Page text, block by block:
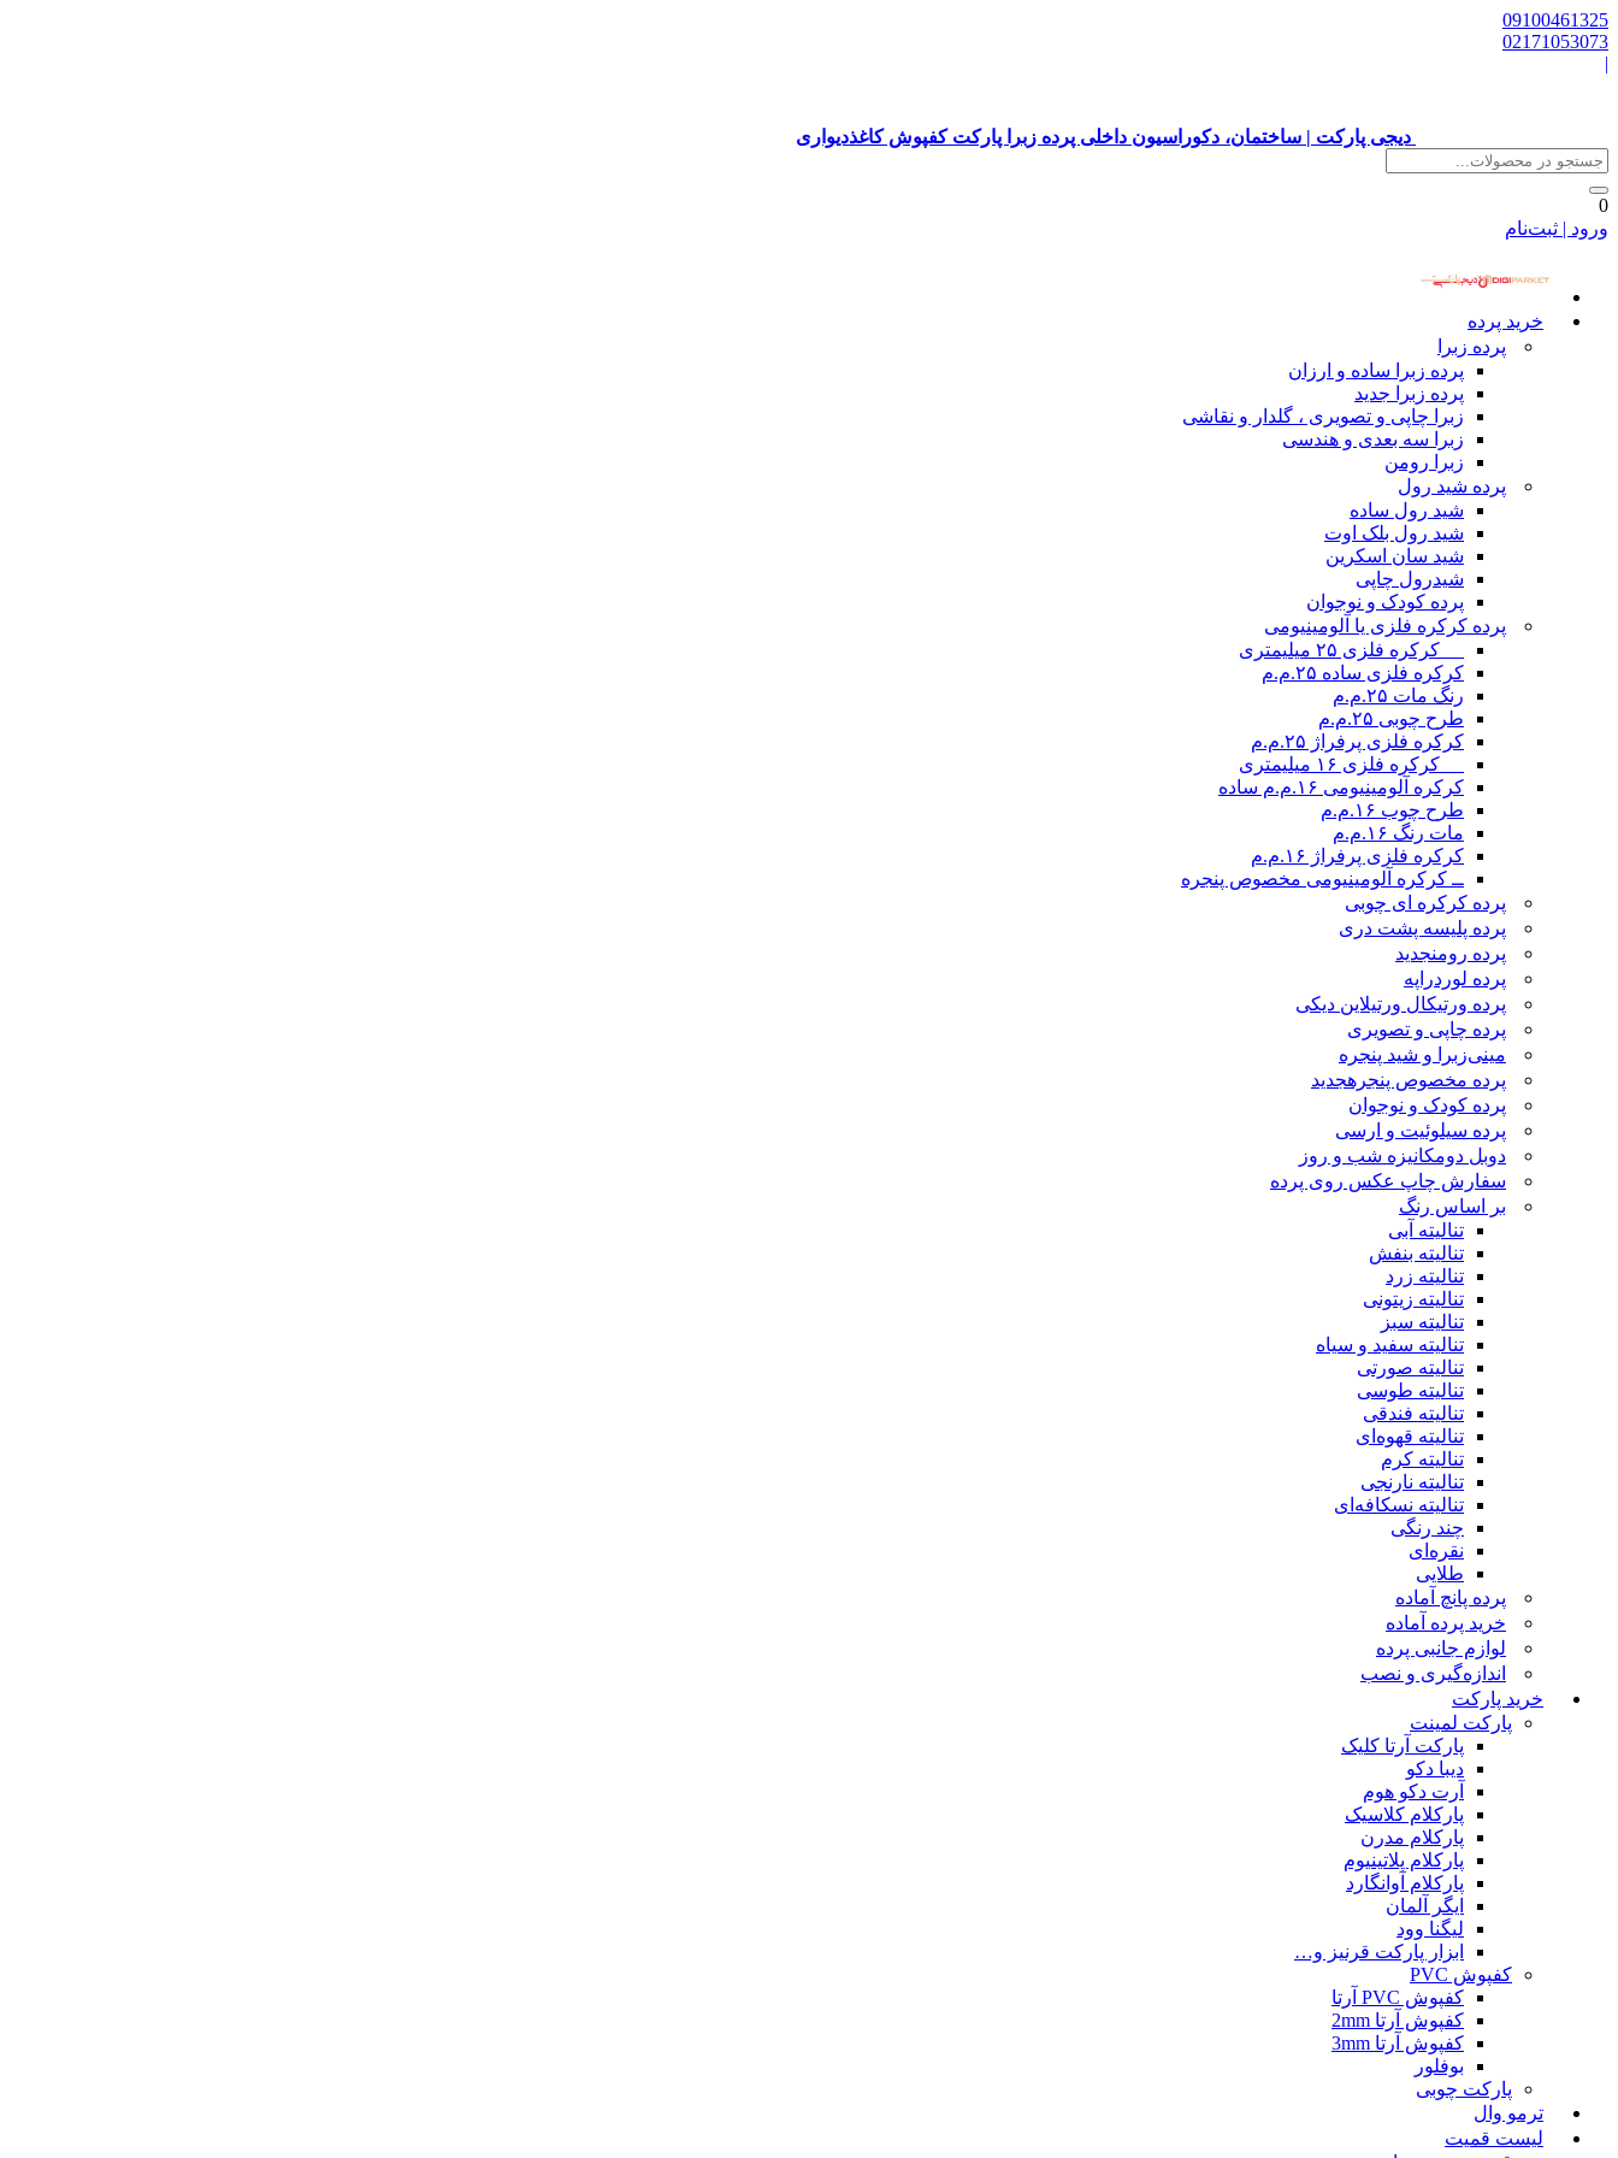
09100461325
02171053073
|
دیجی پارکت | ساختمان، دکوراسیون داخلی پرده زبرا پارکت کفپوش کاغذدیواری
0
ورود | ثبت‌نام
خرید پرده
پرده زبرا
پرده زبرا ساده و ارزان
پرده زبرا جدید
زبرا چاپی و تصویری ، گلدار و نقاشی
زبرا سه بعدی و هندسی
زبرا رومن
پرده شید رول
شید رول ساده
شید رول بلک اوت
شید سان اسکرین
شیدرول چاپی
پرده کودک و نوجوان
پرده کرکره فلزی یا آلومینیومی
__ کرکره فلزی ۲۵ میلیمتری
کرکره فلزی ساده ۲۵.م.م
رنگ مات ۲۵.م.م
طرح چوبی ۲۵.م.م
کرکره فلزی پرفراژ ۲۵.م.م
__ کرکره فلزی ۱۶ میلیمتری
کرکره آلومینیومی ۱۶.م.م ساده
طرح چوب ۱۶.م.م
مات رنگ ۱۶.م.م
کرکره فلزی پرفراژ ۱۶.م.م
ــ کرکره آلومینیومی مخصوص پنجره
پرده کرکره ای چوبی
پرده پلیسه پشت دری
پرده رومنجدید
پرده لوردراپه
پرده ورتیکال ورتیلاین دیکی
پرده چاپی و تصویری
مینی‌زبرا و شید پنجره
پرده مخصوص پنجرهجدید
پرده کودک و نوجوان
پرده سیلوئیت و ارسی
دوبل دومکانیزه شب و روز
سفارش چاپ عکس روی پرده
بر اساس رنگ
تنالیته آبی
تنالیته بنفش
تنالیته زرد
تنالیته زیتونی
تنالیته سبز
تنالیته سفید و سیاه
تنالیته صورتی
تنالیته طوسی
تنالیته فندقی
تنالیته قهوه‌ای
تنالیته کرم
تنالیته نارنجی
تنالیته نسکافه‌ای
چند رنگی
نقره‌ای
طلایی
پرده پانچ آماده
خرید پرده آماده
لوازم جانبی پرده
اندازه‌گیری و نصب
خرید پارکت
پارکت لمینت
پارکت آرتا کلیک
دیبا دکو
آرت دکو هوم
پارکلام کلاسیک
پارکلام مدرن
پارکلام پلاتینیوم
پارکلام آوانگارد
ایگر آلمان
لیگنا وود
ابزار پارکت قرنیز و…
کفپوش PVC
کفپوش PVC آرتا
کفپوش آرتا 2mm
کفپوش آرتا 3mm
بوفلور
پارکت چوبی
ترمو وال
لیست قمیت